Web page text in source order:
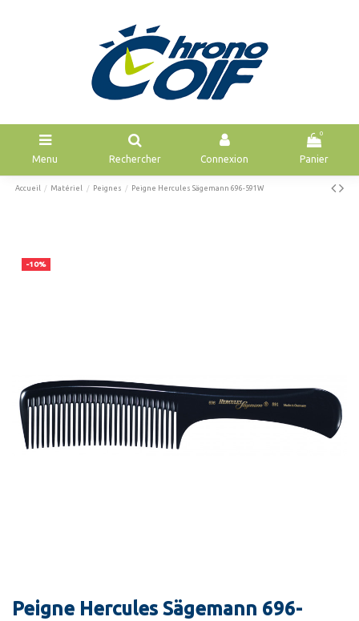
Menu Rechercher Connexion
0
Panier
Accueil Matériel Peignes Peigne Hercules Sägemann 696-591W
-10%
Peigne Hercules Sägemann 696-